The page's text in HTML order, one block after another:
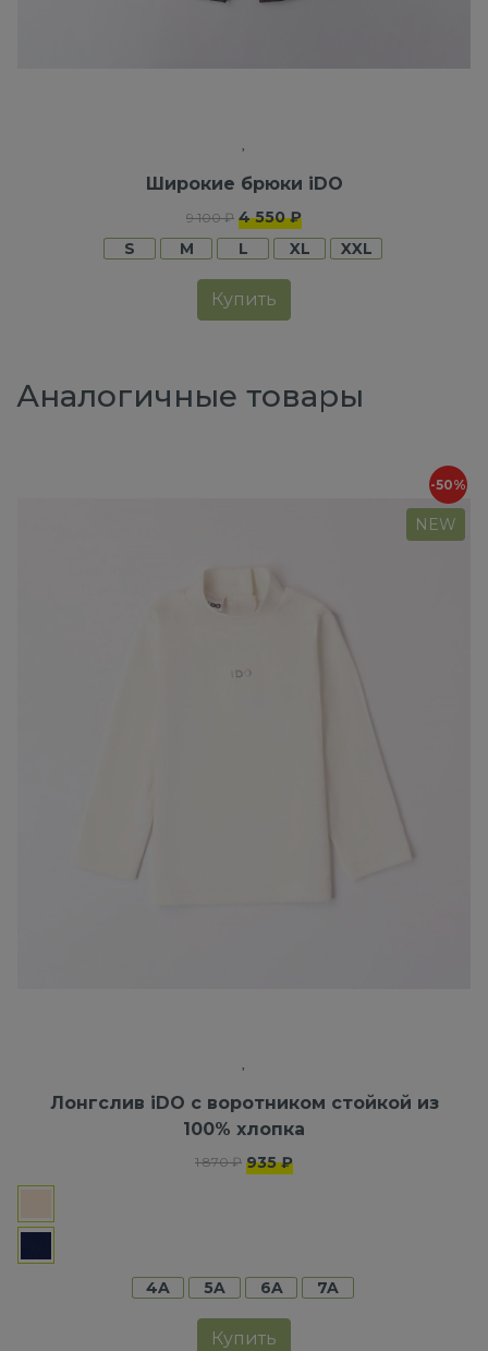
Широкие брюки iDO
9 100 ₽ 4 550 ₽
S
M L XL XXL
Купить
Аналогичные товары
-50%
NEW
Лонгслив iDO с воротником стойкой из
100% хлопка
1 870 ₽ 935 ₽
4A 5A 6A 7A
Купить